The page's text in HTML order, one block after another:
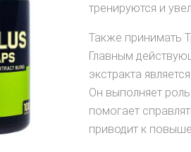
тренируются и
Также принимать
Главным
экстракта
Он выполняет
помогает
приводит к